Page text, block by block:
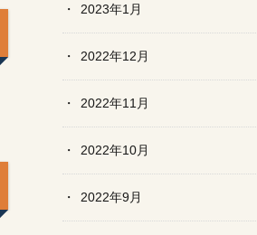
2023年1月
2022年12月
2022年11月
2022年10月
2022年9月